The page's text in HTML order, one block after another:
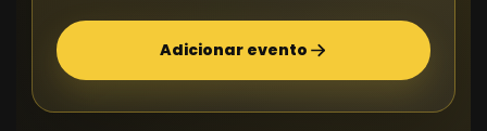
Adicionar evento